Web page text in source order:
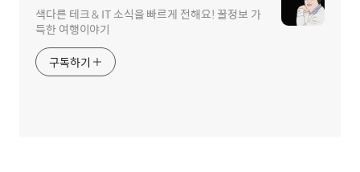
색다른 테크 & IT 소식을 빠르게 전해요! 꿀정보 가
득한 여행이야기
구독하기